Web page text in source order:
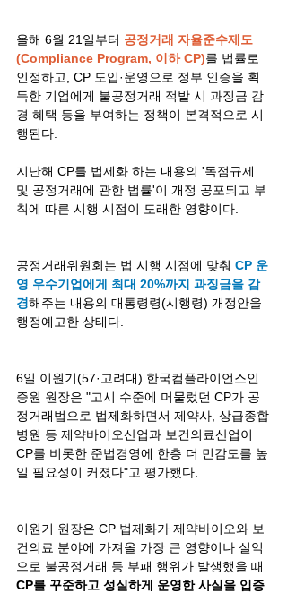
올해 6월 21일부터 공정거래 자율준수제도
(Compliance Program, 이하 CP)를 법률로
인정하고, CP 도입·운영으로 정부 인증을 획
득한 기업에게 불공정거래 적발 시 과징금 감
경 혜택 등을 부여하는 정책이 본격적으로 시
행된다.
지난해 CP를 법제화 하는 내용의 '독점규제
및 공정거래에 관한 법률'이 개정 공포되고 부
칙에 따른 시행 시점이 도래한 영향이다.
공정거래위원회는 법 시행 시점에 맞춰 CP 운
영 우수기업에게 최대 20%까지 과징금을 감
경해주는 내용의 대통령령(시행령) 개정안을
행정예고한 상태다.
6일 이원기(57·고려대) 한국컴플라이언스인
증원 원장은 "고시 수준에 머물렀던 CP가 공
정거래법으로 법제화하면서 제약사, 상급종합
병원 등 제약바이오산업과 보건의료산업이
CP를 비롯한 준법경영에 한층 더 민감도를 높
일 필요성이 커졌다"고 평가했다.
이원기 원장은 CP 법제화가 제약바이오와 보
건의료 분야에 가져올 가장 큰 영향이나 실익
으로 불공정거래 등 부패 행위가 발생했을 때
CP를 꾸준하고 성실하게 운영한 사실을 입증